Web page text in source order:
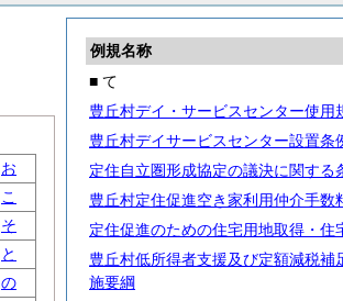
例規名称
■ て
豊丘村デイ・サービスセンター使用
豊丘村デイサービスセンター設置条
定住自立圏形成協定の議決に関する
豊丘村定住促進空き家利用仲介手数
定住促進のための住宅用地取得・住
豊丘村低所得者支援及び定額減税
施要綱
お
こ
そ
と
の